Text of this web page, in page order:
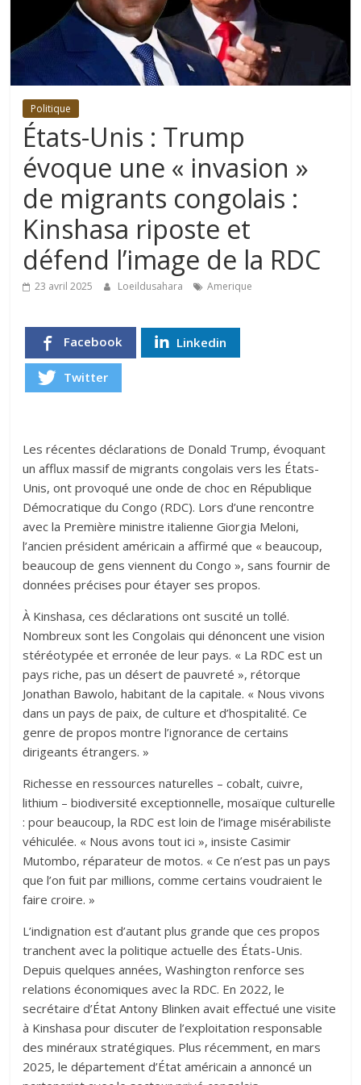
Politique
États-Unis : Trump
évoque une « invasion »
de migrants congolais :
Kinshasa riposte et
défend l’image de la RDC
23 avril 2025 Loeildusahara Amerique
Facebook Linkedin
Twitter
Les récentes déclarations de Donald Trump, évoquant
un afflux massif de migrants congolais vers les États-
Unis, ont provoqué une onde de choc en République
Démocratique du Congo (RDC). Lors d’une rencontre
avec la Première ministre italienne Giorgia Meloni,
l’ancien président américain a affirmé que « beaucoup,
beaucoup de gens viennent du Congo », sans fournir de
données précises pour étayer ses propos.
À Kinshasa, ces déclarations ont suscité un tollé.
Nombreux sont les Congolais qui dénoncent une vision
stéréotypée et erronée de leur pays. « La RDC est un
pays riche, pas un désert de pauvreté », rétorque
Jonathan Bawolo, habitant de la capitale. « Nous vivons
dans un pays de paix, de culture et d’hospitalité. Ce
genre de propos montre l’ignorance de certains
dirigeants étrangers. »
Richesse en ressources naturelles – cobalt, cuivre,
lithium – biodiversité exceptionnelle, mosaïque culturelle
: pour beaucoup, la RDC est loin de l’image misérabiliste
véhiculée. « Nous avons tout ici », insiste Casimir
Mutombo, réparateur de motos. « Ce n’est pas un pays
que l’on fuit par millions, comme certains voudraient le
faire croire. »
L’indignation est d’autant plus grande que ces propos
tranchent avec la politique actuelle des États-Unis.
Depuis quelques années, Washington renforce ses
relations économiques avec la RDC. En 2022, le
secrétaire d’État Antony Blinken avait effectué une visite
à Kinshasa pour discuter de l’exploitation responsable
des minéraux stratégiques. Plus récemment, en mars
2025, le département d’État américain a annoncé un